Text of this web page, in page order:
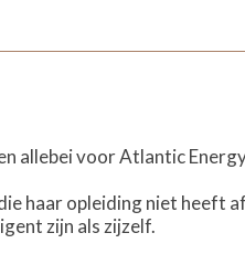
allebei voor Atlantic
haar opleiding niet heeft
zijn als zijzelf.